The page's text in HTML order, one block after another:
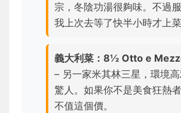
宗，冬陰功湯很夠味。不過
我上次去等了快半小時才上菜
義大利菜：8½ Otto e
– 另一家米其林三星，環境
驚人。如果你不是美食狂熱
不值這個價。